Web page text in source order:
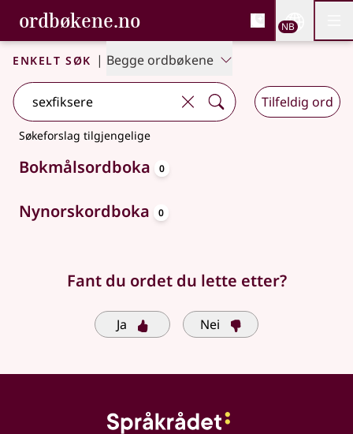
Gå til hovedinnhold
Tilgjengelighet
ordbøkene.no, Bokmålsordboka og
Bokmålsordboka og Nynorskordboka
NB
Enkelt søk | Begge ordbøkene
Tilfeldig ord
Søkeforslag tilgjengelige
Bokmålsordboka 0
Nynorskordboka 0
Fant du ordet du lette etter?
Ja Nei